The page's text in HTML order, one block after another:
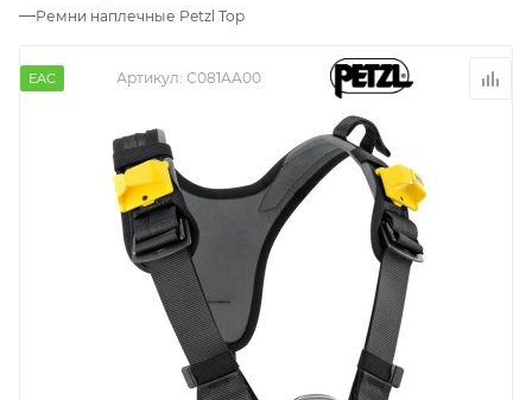
—Ремни наплечные Petzl Top
EAC Артикул: C081AA00